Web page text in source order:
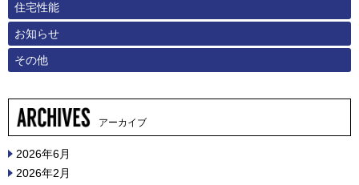
住宅性能
お知らせ
その他
アーカイブ
2026年6月
2026年2月